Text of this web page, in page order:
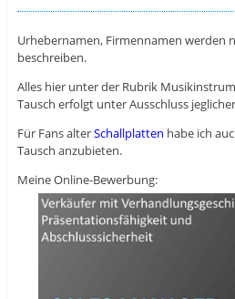
Urhebernamen, Firmennamen werden
beschreiben.
Alles hier unter der Rubrik
Tausch erfolgt unter Ausschluss
Für Fans alterSchallplatten habe ich
Tausch anzubieten.
Meine Online-Bewerbung: